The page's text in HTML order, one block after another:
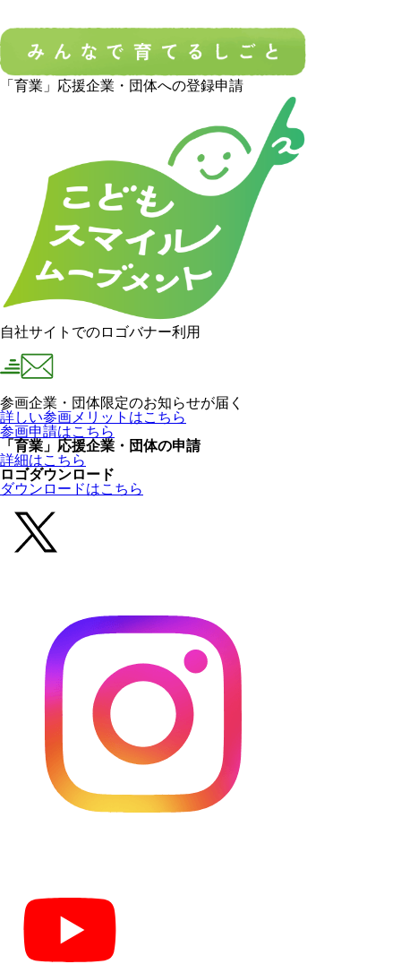
「育業」応援企業・団体への登録申請
自社サイトでのロゴバナー利用
参画企業・団体限定のお知らせが届く
詳しい参画メリットはこちら
参画申請はこちら
「育業」応援企業・団体の申請
詳細はこちら
ロゴダウンロード
ダウンロードはこちら